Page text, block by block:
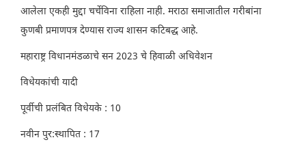
आलेला एकही मुद्दा चर्चेविना राहिला नाही. मराठा समाजातील गरीबांना
कुणबी प्रमाणपत्र देण्यास राज्य शासन कटिबद्ध आहे.
महाराष्ट्र विधानमंडळाचे सन 2023 चे हिवाळी अधिवेशन
विधेयकांची यादी
पूर्वीची प्रलंबित विधेयके : 10
नवीन पुर:स्थापित : 17